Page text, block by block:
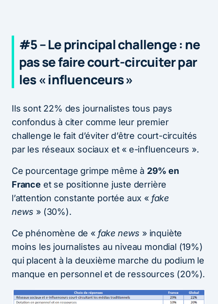
#5 – Le principal challenge : ne
pas se faire court-circuiter par
les « influenceurs »
Ils sont 22% des journalistes tous pays
confondus à citer comme leur premier
challenge le fait d’éviter d’être court-circuités
par les réseaux sociaux et « e-influenceurs ».
Ce pourcentage grimpe même à 29% en
France et se positionne juste derrière
l’attention constante portée aux «fake
news » (30%).
Ce phénomène de « fake news » inquiète
moins les journalistes au niveau mondial (19%)
qui placent à la deuxième marche du podium le
manque en personnel et de ressources (20%).